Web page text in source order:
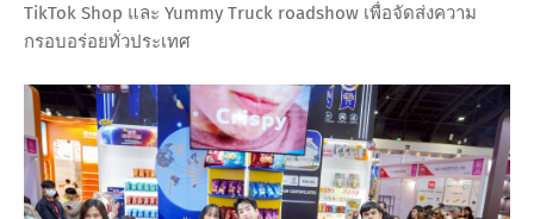
TikTok Shop และ Yummy Truck roadshow เพื่อจัดส่งความ
กรอบอร่อยทั่วประเทศ